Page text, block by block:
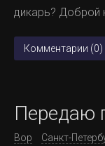
дикарь? Доброй
Комментарии (0)
Передаю
Вор Санкт-